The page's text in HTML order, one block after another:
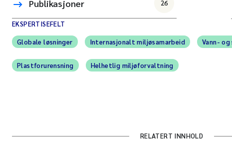
Publikasjoner 26
EKSPERTISEFELT
Globale løsninger Internasjonalt miljøsamarbeid Vann-
Plastforurensning Helhetlig miljøforvaltning
RELATERT INNHOLD